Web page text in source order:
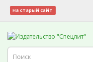
На старый сайт